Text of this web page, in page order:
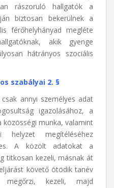
rászoruló hallgatók a
biztosan bekerülnek a
férőhelyhányad megléte
akik gyenge
hátrányos szociális
szabályai 2. §
annyi személyes adat
igazolásához, a
munka, valamint
megítéléséhez
A közölt adatokat a
titkosan kezeli, másnak át
követő ötödik tanév
megőrzi, kezeli, majd